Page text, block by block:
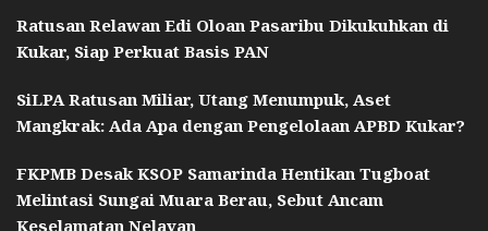
Ratusan Relawan Edi Oloan Pasaribu Dikukuhkan di
Kukar, Siap Perkuat Basis PAN
SiLPA Ratusan Miliar, Utang Menumpuk, Aset
Mangkrak: Ada Apa dengan Pengelolaan APBD Kukar?
FKPMB Desak KSOP Samarinda Hentikan Tugboat
Melintasi Sungai Muara Berau, Sebut Ancam
Keselamatan Nelayan